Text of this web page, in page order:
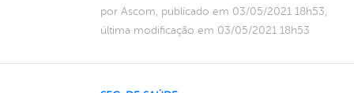
por Ascom, publicado em 03/05/2021 18h53,
última modificação em 03/05/2021 18h53